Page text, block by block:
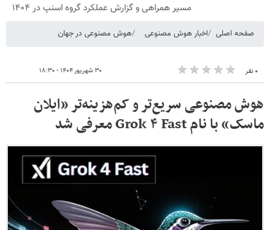
مسیر همراهی و گزارش عملکرد گروه اسنپ در ۱۴۰۴
صفحه اصلی اخبار هوش مصنوعی هوش مصنوعی در جهان
۰ نفر ۳۰ شهریور ۱۴۰۴ - ۱۸:۳۰
هوش مصنوعی سریع‌تر و کم‌هزینه‌تر «ایلان
ماسک» با نام Grok ۴ Fast معرفی شد